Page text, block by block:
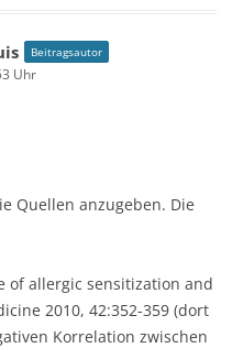
Beitragsautor
Uhr
Quellen anzugeben. Die
of allergic sensitization and
2010, 42:352-359 (dort
Korrelation zwischen